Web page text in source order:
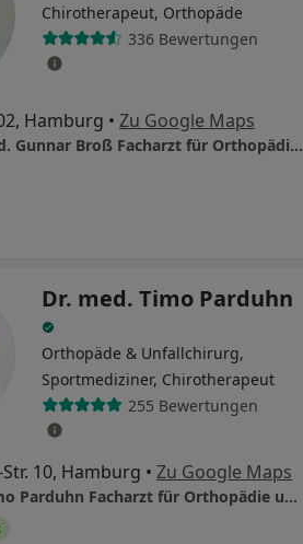
Chirotherapeut, Orthopäde
336 Bewertungen
Hamburg • Zu Google Maps
Praxis Dr.med. Gunnar Broß Facharzt für Orthopädie und Unfallchirurgie
Dr. med. Timo Parduhn
Orthopäde & Unfallchirurg,
Sportmediziner, Chirotherapeut
255 Bewertungen
10, Hamburg • Zu Google Maps
Praxis Dr. Timo Parduhn Facharzt für Orthopädie und Unfallchirurgie